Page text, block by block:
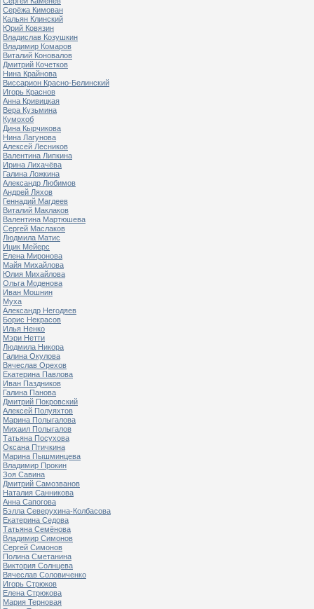
Серёжа Кимован
Кальян Клинский
Юрий Ковязин
Владислав Козушкин
Владимир Комаров
Виталий Коновалов
Дмитрий Кочетков
Нина Крайнова
Виссарион Красно-Белинский
Игорь Краснов
Анна Кривицкая
Вера Кузьмина
Кумохоб
Дина Кырчикова
Нина Лагунова
Алексей Лесников
Валентина Липкина
Ирина Лихачёва
Галина Ложкина
Александр Любимов
Андрей Ляхов
Геннадий Магдеев
Виталий Маклаков
Валентина Мартюшева
Сергей Маслаков
Людмила Матис
Ицик Мейерс
Елена Миронова
Майя Михайлова
Юлия Михайлова
Ольга Моденова
Иван Мошнин
Муха
Александр Негодяев
Борис Некрасов
Илья Ненко
Мэри Нетти
Людмила Никора
Галина Окулова
Вячеслав Орехов
Екатерина Павлова
Иван Паздников
Галина Панова
Дмитрий Покровский
Алексей Полуяхтов
Марина Полыгалова
Михаил Полыгалов
Татьяна Посухова
Оксана Птичкина
Марина Пышминцева
Владимир Прокин
Зоя Савина
Дмитрий Самозванов
Наталия Санникова
Анна Сапогова
Бэлла Северухина-Колбасова
Екатерина Седова
Татьяна Семёнова
Владимир Симонов
Сергей Симонов
Полина Сметанина
Виктория Солнцева
Вячеслав Соловиченко
Игорь Стрюков
Елена Стрюкова
Мария Терновая